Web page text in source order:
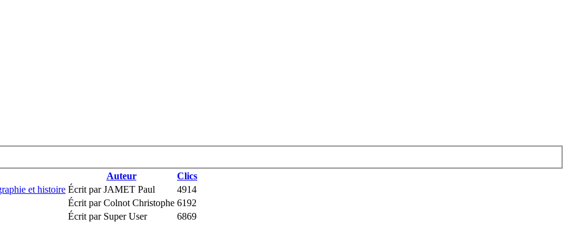
Auteur
Clics
et histoire Écrit par JAMET Paul
4914
Écrit par Colnot Christophe 6192
Écrit par Super User 6869